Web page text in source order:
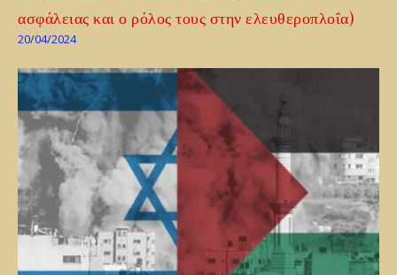
ασφάλειας και ο ρόλος τους στην ελευθεροπλοΐα)
20/04/2024